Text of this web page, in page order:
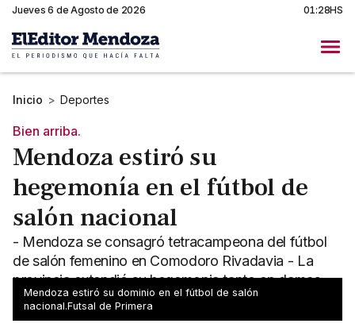
Jueves 6 de Agosto de 2026 01:28HS
Inicio > Deportes
Bien arriba.
Mendoza estiró su
hegemonía en el fútbol de
salón nacional
- Mendoza se consagró tetracampeona del fútbol
de salón femenino en Comodoro Rivadavia - La
provincia extendió su hegemonia tanto en damas
como caballeros
Mendoza estiró su dominio en el fútbol de salón
nacional.Futsal de Primera